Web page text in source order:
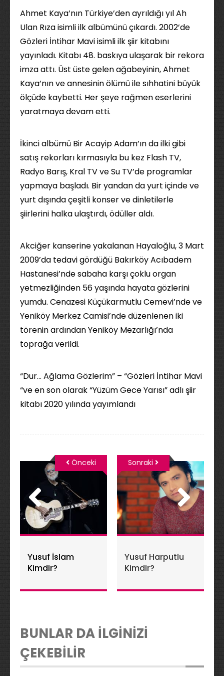
Ahmet Kaya’nın Türkiye’den ayrıldığı yıl Ah
Ulan Rıza isimli ilk albümünü çıkardı. 2002’de
Gözleri İntihar Mavi isimli ilk şiir kitabını
yayınladı. Kitabı 48. baskıya ulaşarak bir rekora
imza attı. Üst üste gelen ağabeyinin, Ahmet
Kaya’nın ve annesinin ölümü ile sıhhatini büyük
ölçüde kaybetti. Her şeye rağmen eserlerini
yaratmaya devam etti.
İkinci albümü Bir Acayip Adam’ın da ilki gibi
satış rekorları kırmasıyla bu kez Flash TV,
Radyo Barış, Kral TV ve Su TV’de programlar
yapmaya başladı. Bir yandan da yurt içinde ve
yurt dışında çeşitli konser ve dinletilerle
şiirlerini halka ulaştırdı, ödüller aldı.
Akciğer kanserine yakalanan Hayaloğlu, 3 Mart
2009’da tedavi gördüğü Bakırköy Acıbadem
Hastanesi’nde sabaha karşı çoklu organ
yetmezliğinden 56 yaşında hayata gözlerini
yumdu. Cenazesi Küçükarmutlu Cemevi’nde ve
Yeniköy Merkez Camisi’nde düzenlenen iki
törenin ardından Yeniköy Mezarlığı’nda
toprağa verildi.
“Dur… Ağlama Gözlerim” – “Gözleri İntihar Mavi
“ve en son olarak “Yüzüm Gece Yarısı” adlı şiir
kitabı 2020 yılında yayımlandı
Yusuf İslam
Kimdir?
Önceki
Yusuf Harputlu
Kimdir?
Sonraki
BUNLAR DA İLGİNİZİ
ÇEKEBİLİR